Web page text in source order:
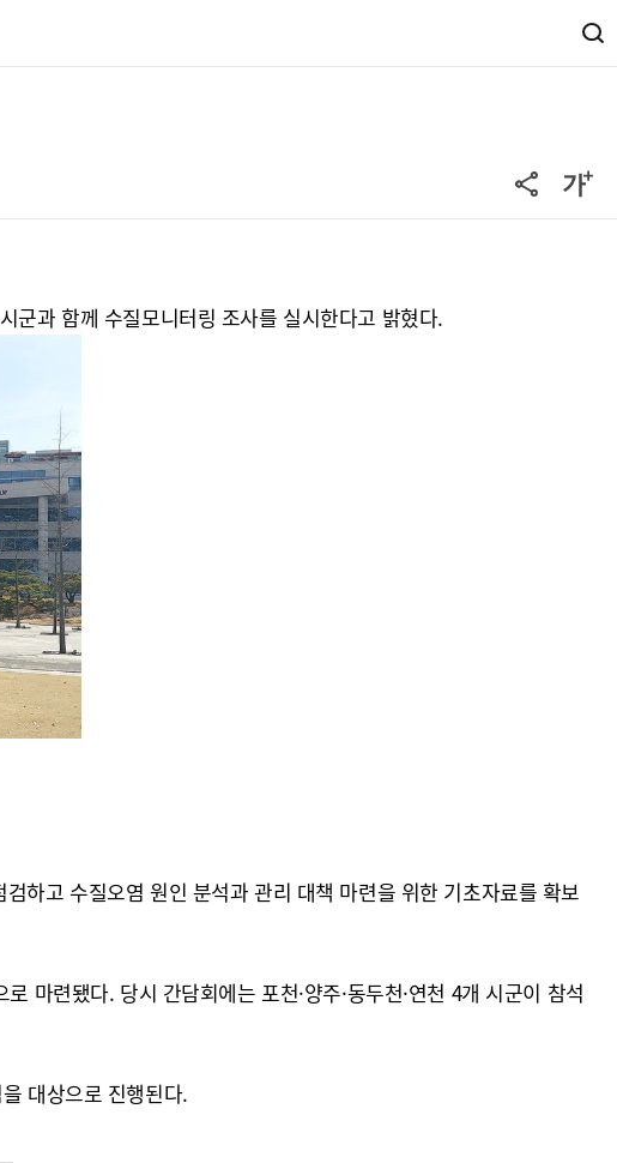
군과 함께 수질모니터링 조사를 실시한다고 밝혔다.
하고 수질오염 원인 분석과 관리 대책 마련을 위한 기초자료를 확보
마련됐다. 당시 간담회에는 포천·양주·동두천·연천 4개 시군이 참석
대상으로 진행된다.